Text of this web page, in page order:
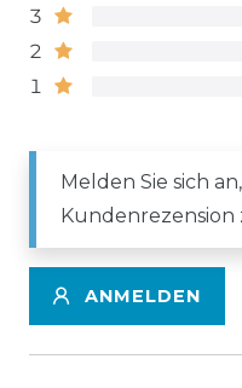
3
2
1
Melden Sie sich
Kundenrezension
ANMELDEN